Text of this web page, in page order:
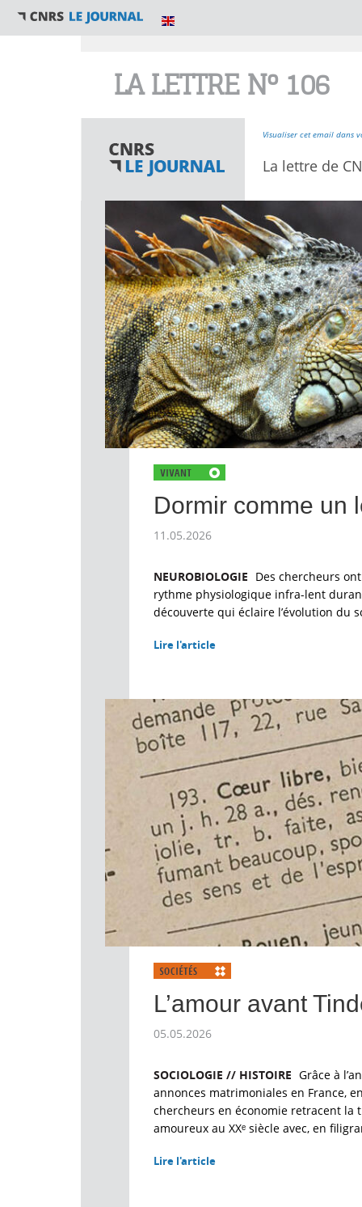
LA LETTRE N° 106
Visualiser cet email dans
La lettre de
Dormir comme un
11.05.2026
NEUROBIOLOGIE Des chercheurs
rythme physiologique infra-lent
découverte qui éclaire l’évolution du
Lire l'article
L’amour avant
05.05.2026
SOCIOLOGIE // HISTOIRE Grâce à
annonces matrimoniales en France,
chercheurs en économie retracent la
amoureux au XXᵉ siècle avec, en
Lire l'article